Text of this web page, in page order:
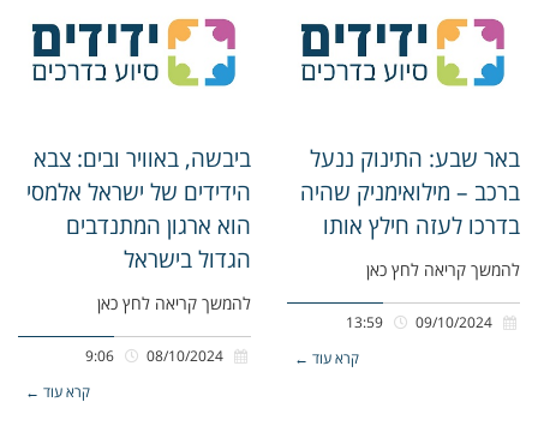
באר שבע: התינוק ננעל
ברכב – מילואימניק שהיה
בדרכו לעזה חילץ אותו
להמשך קריאה לחץ כאן
קרא עוד ←
ביבשה, באוויר ובים: צבא
הידידים של ישראל אלמסי
הוא ארגון המתנדבים
הגדול בישראל
להמשך קריאה לחץ כאן
קרא עוד ←